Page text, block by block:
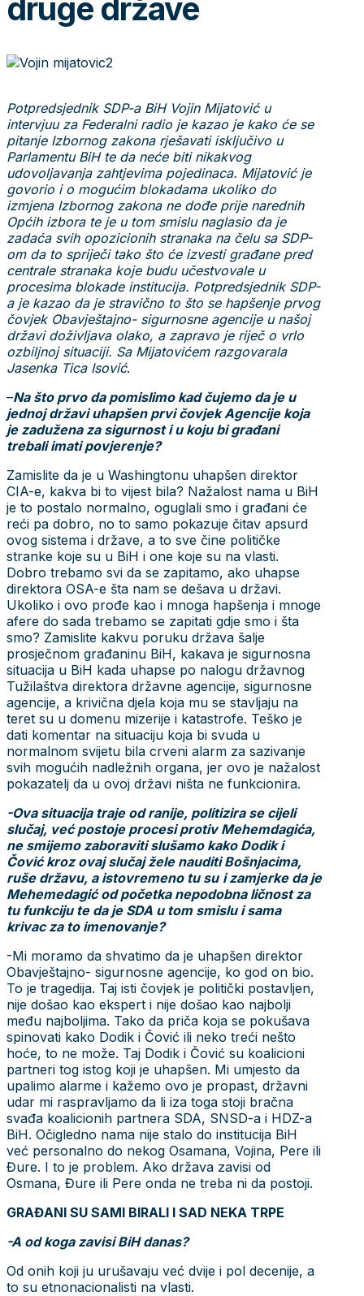
druge države
Potpredsjednik SDP-a BiH Vojin Mijatović u
intervjuu za Federalni radio je kazao je kako će se
pitanje Izbornog zakona rješavati isključivo u
Parlamentu BiH te da neće biti nikakvog
udovoljavanja zahtjevima pojedinaca. Mijatović je
govorio i o mogućim blokadama ukoliko do
izmjena Izbornog zakona ne dođe prije narednih
Općih izbora te je u tom smislu naglasio da je
zadaća svih opozicionih stranaka na čelu sa SDP-
om da to spriječi tako što će izvesti građane pred
centrale stranaka koje budu učestvovale u
procesima blokade institucija. Potpredsjednik SDP-
a je kazao da je stravično to što se hapšenje prvog
čovjek Obavještajno- sigurnosne agencije u našoj
državi doživljava olako, a zapravo je riječ o vrlo
ozbiljnoj situaciji. Sa Mijatovićem razgovarala
Jasenka Tica Isović.
–Na što prvo da pomislimo kad čujemo da je u
jednoj državi uhapšen prvi čovjek Agencije koja
je zadužena za sigurnost i u koju bi građani
trebali imati povjerenje?
Zamislite da je u Washingtonu uhapšen direktor
CIA-e, kakva bi to vijest bila? Nažalost nama u BiH
je to postalo normalno, oguglali smo i građani će
reći pa dobro, no to samo pokazuje čitav apsurd
ovog sistema i države, a to sve čine političke
stranke koje su u BiH i one koje su na vlasti.
Dobro trebamo svi da se zapitamo, ako uhapse
direktora OSA-e šta nam se dešava u državi.
Ukoliko i ovo prođe kao i mnoga hapšenja i mnoge
afere do sada trebamo se zapitati gdje smo i šta
smo? Zamislite kakvu poruku država šalje
prosječnom građaninu BiH, kakava je sigurnosna
situacija u BiH kada uhapse po nalogu državnog
Tužilaštva direktora državne agencije, sigurnosne
agencije, a krivična djela koja mu se stavljaju na
teret su u domenu mizerije i katastrofe. Teško je
dati komentar na situaciju koja bi svuda u
normalnom svijetu bila crveni alarm za sazivanje
svih mogućih nadležnih organa, jer ovo je nažalost
pokazatelj da u ovoj državi ništa ne funkcionira.
-Ova situacija traje od ranije, politizira se cijeli
slučaj, već postoje procesi protiv Mehemdagića,
ne smijemo zaboraviti slušamo kako Dodik i
Čović kroz ovaj slučaj žele nauditi Bošnjacima,
ruše državu, a istovremeno tu su i zamjerke da je
Mehemedagić od početka nepodobna ličnost za
tu funkciju te da je SDA u tom smislu i sama
krivac za to imenovanje?
-Mi moramo da shvatimo da je uhapšen direktor
Obavještajno- sigurnosne agencije, ko god on bio.
To je tragedija. Taj isti čovjek je politički postavljen,
nije došao kao ekspert i nije došao kao najbolji
među najboljima. Tako da priča koja se pokušava
spinovati kako Dodik i Čović ili neko treći nešto
hoće, to ne može. Taj Dodik i Čović su koalicioni
partneri tog istog koji je uhapšen. Mi umjesto da
upalimo alarme i kažemo ovo je propast, državni
udar mi raspravljamo da li iza toga stoji bračna
svađa koalicionih partnera SDA, SNSD-a i HDZ-a
BiH. Očigledno nama nije stalo do institucija BiH
već personalno do nekog Osamana, Vojina, Pere ili
Đure. I to je problem. Ako država zavisi od
Osmana, Đure ili Pere onda ne treba ni da postoji.
GRAĐANI SU SAMI BIRALI I SAD NEKA TRPE
-A od koga zavisi BiH danas?
Od onih koji ju urušavaju već dvije i pol decenije, a
to su etnonacionalisti na vlasti.